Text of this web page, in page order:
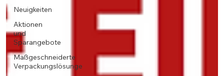
Neuigkeiten
Aktionen
und
Sparangebote
Maßgeschneiderte
Verpackungslösunge